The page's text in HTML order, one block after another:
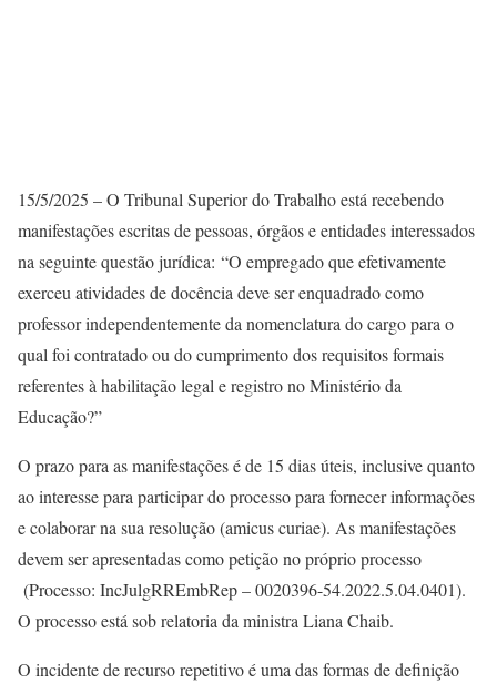
15/5/2025 – O Tribunal Superior do Trabalho está recebendo
manifestações escritas de pessoas, órgãos e entidades interessados
na seguinte questão jurídica: “O empregado que efetivamente
exerceu atividades de docência deve ser enquadrado como
professor independentemente da nomenclatura do cargo para o
qual foi contratado ou do cumprimento dos requisitos formais
referentes à habilitação legal e registro no Ministério da
Educação?”
O prazo para as manifestações é de 15 dias úteis, inclusive quanto
ao interesse para participar do processo para fornecer informações
e colaborar na sua resolução (amicus curiae). As manifestações
devem ser apresentadas como petição no próprio processo
(Processo: IncJulgRREmbRep – 0020396-54.2022.5.04.0401).
O processo está sob relatoria da ministra Liana Chaib.
O incidente de recurso repetitivo é uma das formas de definição